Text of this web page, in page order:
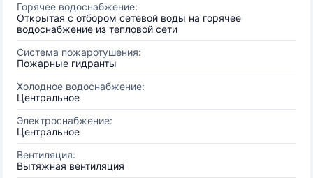
Горячее водоснабжение:
Открытая с отбором сетевой воды на горячее
водоснабжение из тепловой сети
Система пожаротушения:
Пожарные гидранты
Холодное водоснабжение:
Центральное
Электроснабжение:
Центральное
Вентиляция:
Вытяжная вентиляция